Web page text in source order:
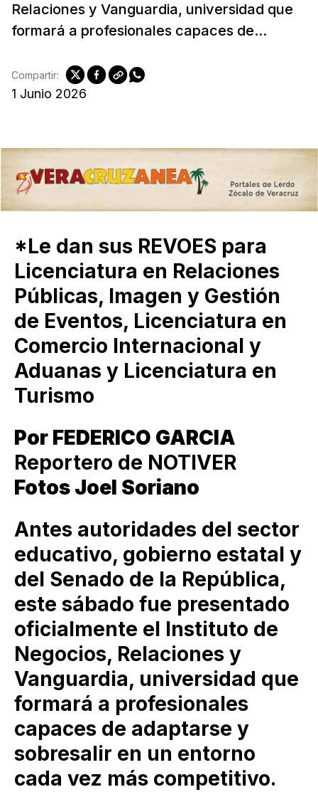
Relaciones y Vanguardia, universidad que
formará a profesionales capaces de...
1 Junio 2026
Compartir:
*Le dan sus REVOES para
Licenciatura en Relaciones
Públicas, Imagen y Gestión
de Eventos, Licenciatura en
Comercio Internacional y
Aduanas y Licenciatura en
Turismo
Por FEDERICO GARCIA
Reportero de NOTIVER
Fotos Joel Soriano
Antes autoridades del sector
educativo, gobierno estatal y
del Senado de la República,
este sábado fue presentado
oficialmente el Instituto de
Negocios, Relaciones y
Vanguardia, universidad que
formará a profesionales
capaces de adaptarse y
sobresalir en un entorno
cada vez más competitivo.